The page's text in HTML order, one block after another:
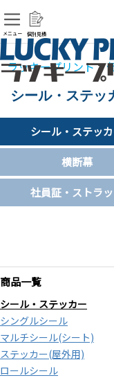
メニュー 個別見積
ラッキープリント>
シール・ステッ
シール・ステッ
横断幕
社員証・ストラ
商品一覧
シール・ステッカー
シングルシール
マルチシール(シート)
ステッカー(屋外用)
ロールシール